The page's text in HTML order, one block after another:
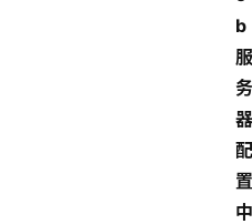
b
服
务
器
配
置
中